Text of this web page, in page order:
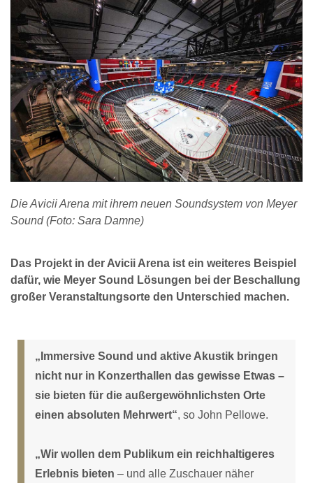
Die Avicii Arena mit ihrem neuen Soundsystem von Meyer
Sound (Foto: Sara Damne)
Das Projekt in der Avicii Arena ist ein weiteres Beispiel
dafür, wie Meyer Sound Lösungen bei der Beschallung
großer Veranstaltungsorte den Unterschied machen.
„Immersive Sound und aktive Akustik bringen
nicht nur in Konzerthallen das gewisse Etwas –
sie bieten für die außergewöhnlichsten Orte
einen absoluten Mehrwert“, so John Pellowe.
„Wir wollen dem Publikum ein reichhaltigeres
Erlebnis bieten – und alle Zuschauer näher